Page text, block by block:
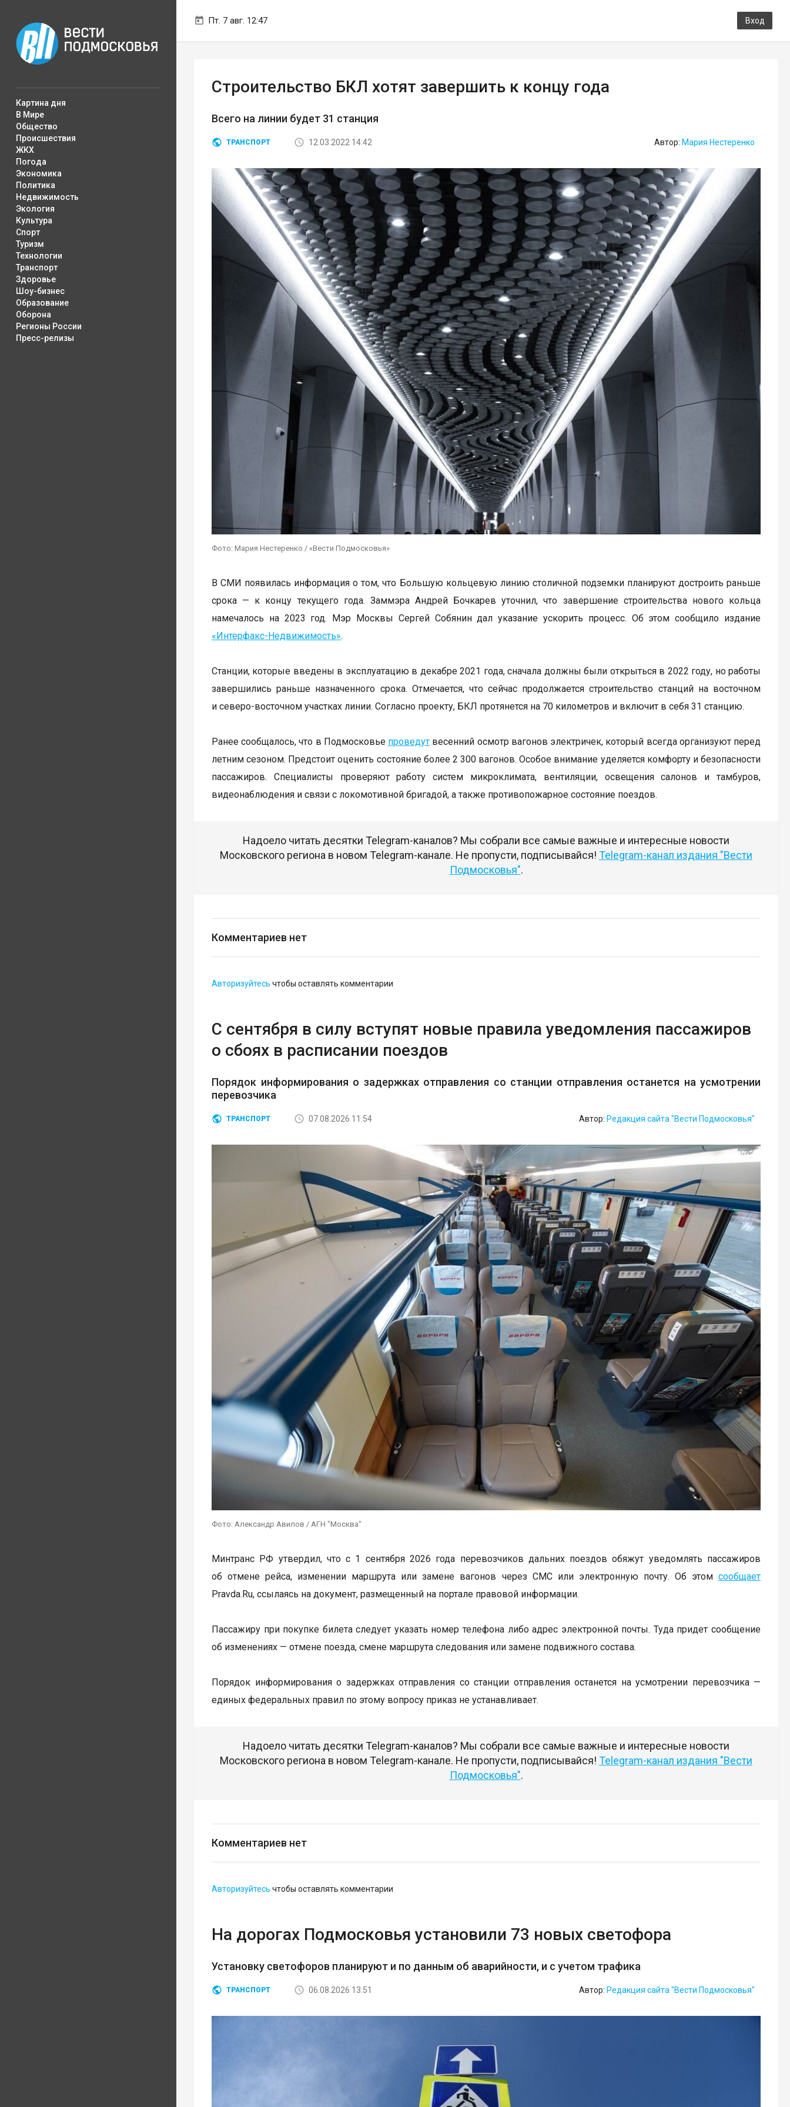
Пт. 7 авг. 12:47 Вход
Картина дня
В Мире
Общество
Происшествия
ЖКХ
Погода
Экономика
Политика
Недвижимость
Экология
Культура
Спорт
Туризм
Технологии
Транспорт
Здоровье
Шоу-бизнес
Образование
Оборона
Регионы России
Пресс-релизы
Строительство БКЛ хотят завершить к концу года
Всего на линии будет 31 станция
ТРАНСПОРТ 12.03.2022 14:42 Автор: Мария Нестеренко
Фото: Мария Нестеренко / «Вести Подмосковья»
В СМИ появилась информация о том, что Большую кольцевую линию столичной подземки планируют достроить раньше
срока — к концу текущего года. Заммэра Андрей Бочкарев уточнил, что завершение строительства нового кольца
намечалось на 2023 год. Мэр Москвы Сергей Собянин дал указание ускорить процесс. Об этом сообщило издание
«Интерфакс-Недвижимость».
Станции, которые введены в эксплуатацию в декабре 2021 года, сначала должны были открыться в 2022 году, но работы
завершились раньше назначенного срока. Отмечается, что сейчас продолжается строительство станций на восточном
и северо-восточном участках линии. Согласно проекту, БКЛ протянется на 70 километров и включит в себя 31 станцию.
Ранее сообщалось, что в Подмосковье проведут весенний осмотр вагонов электричек, который всегда организуют перед
летним сезоном. Предстоит оценить состояние более 2 300 вагонов. Особое внимание уделяется комфорту и безопасности
пассажиров. Специалисты проверяют работу систем микроклимата, вентиляции, освещения салонов и тамбуров,
видеонаблюдения и связи с локомотивной бригадой, а также противопожарное состояние поездов.
Надоело читать десятки Telegram-каналов? Мы собрали все самые важные и интересные новости
Московского региона в новом Telegram-канале. Не пропусти, подписывайся! Telegram-канал издания "Вести
Подмосковья".
Комментариев нет
Авторизуйтесь чтобы оставлять комментарии
С сентября в силу вступят новые правила уведомления пассажиров
о сбоях в расписании поездов
Порядок информирования о задержках отправления со станции отправления останется на усмотрении
перевозчика
ТРАНСПОРТ 07.08.2026 11:54 Автор: Редакция сайта "Вести Подмосковья"
Фото: Александр Авилов / АГН "Москва"
Минтранс РФ утвердил, что с 1 сентября 2026 года перевозчиков дальних поездов обяжут уведомлять пассажиров
об отмене рейса, изменении маршрута или замене вагонов через СМС или электронную почту. Об этом сообщает
Pravda.Ru, ссылаясь на документ, размещенный на портале правовой информации.
Пассажиру при покупке билета следует указать номер телефона либо адрес электронной почты. Туда придет сообщение
об изменениях — отмене поезда, смене маршрута следования или замене подвижного состава.
Порядок информирования о задержках отправления со станции отправления останется на усмотрении перевозчика —
единых федеральных правил по этому вопросу приказ не устанавливает.
Надоело читать десятки Telegram-каналов? Мы собрали все самые важные и интересные новости
Московского региона в новом Telegram-канале. Не пропусти, подписывайся! Telegram-канал издания "Вести
Подмосковья".
Комментариев нет
Авторизуйтесь чтобы оставлять комментарии
На дорогах Подмосковья установили 73 новых светофора
Установку светофоров планируют и по данным об аварийности, и с учетом трафика
ТРАНСПОРТ 06.08.2026 13:51 Автор: Редакция сайта "Вести Подмосковья"